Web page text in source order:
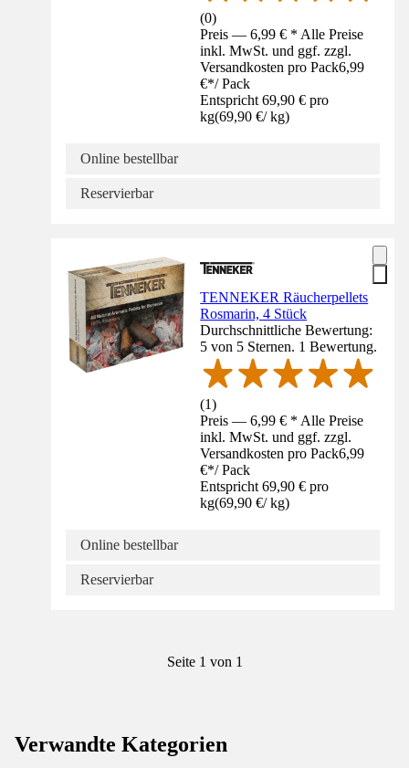
(0)
Preis — 6,99 € * Alle Preise
inkl. MwSt. und ggf. zzgl.
Versandkosten pro Pack6,99
€*/ Pack
Entspricht 69,90 € pro
kg(69,90 €/ kg)
Online bestellbar
Reservierbar
TENNEKER Räucherpellets
Rosmarin, 4 Stück
Durchschnittliche Bewertung:
5 von 5 Sternen. 1 Bewertung.
(1)
Preis — 6,99 € * Alle Preise
inkl. MwSt. und ggf. zzgl.
Versandkosten pro Pack6,99
€*/ Pack
Entspricht 69,90 € pro
kg(69,90 €/ kg)
Online bestellbar
Reservierbar
Seite 1 von 1
Verwandte Kategorien